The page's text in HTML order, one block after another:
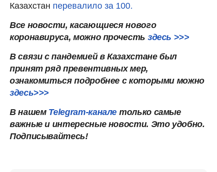
Казахстан перевалило за 100.
Все новости, касающиеся нового
коронавируса, можно прочесть здесь >>>
В связи с пандемией в Казахстане был
принят ряд превентивных мер,
ознакомиться подробнее с которыми можно
здесь>>>
В нашем Telegram-канале только самые
важные и интересные новости. Это удобно.
Подписывайтесь!